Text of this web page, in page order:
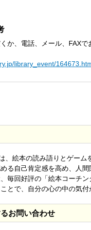
か、電話、メール、FAXで
library_event/
、絵本の読み語りとゲー
る自己肯定感を高め、人
毎回好評の「絵本コーチ
とで、自分の心の中の気
お問い合わせ